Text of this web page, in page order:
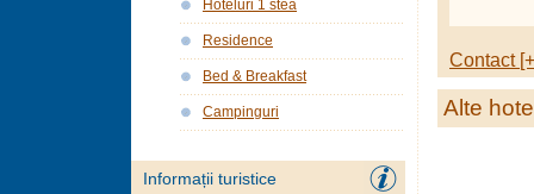
Contact
Alte
Hoteluri 1 stea
Residence
Bed & Breakfast
Campinguri
Informații turistice